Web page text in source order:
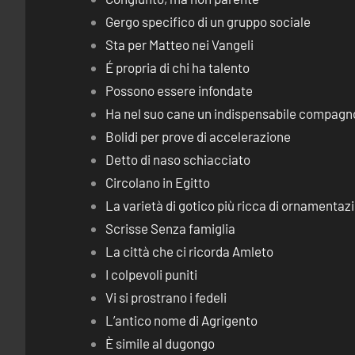
Gergo specifico di un gruppo sociale
Sta per Matteo nei Vangeli
É propria di chi ha talento
Possono essere infondate
Ha nel suo cane un indispensabile
Bolidi per prove di accelerazione
Detto di naso schiacciato
Circolano in Egitto
La varietà di gotico più ricca di
Scrisse Senza famiglia
La città che ci ricorda Amleto
I colpevoli puniti
Vi si prostrano i fedeli
L’antico nome di Agrigento
È simile al dugongo